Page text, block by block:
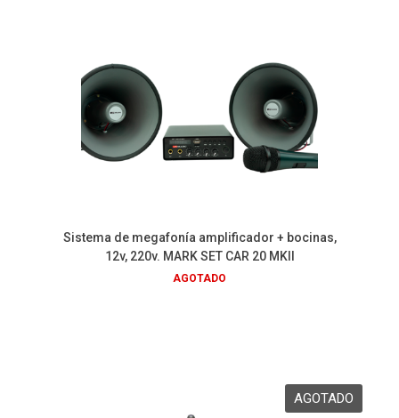
Sistema de megafonía amplificador + bocinas,
12v, 220v. MARK SET CAR 20 MKII
AGOTADO